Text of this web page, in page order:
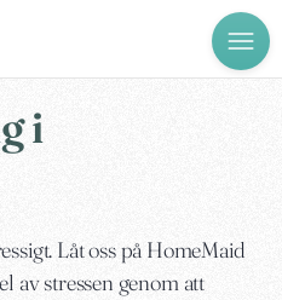
i
Låt oss på HomeMaid
av stressen genom att